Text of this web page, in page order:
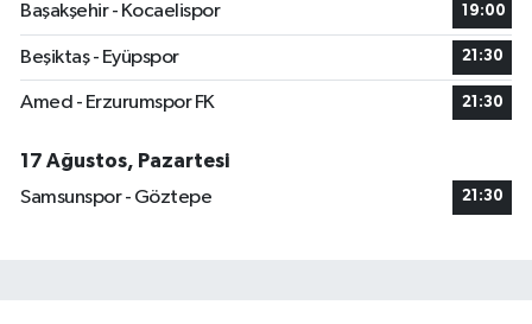
Başakşehir - Kocaelispor
19:00
Beşiktaş - Eyüpspor 21:30
Amed - Erzurumspor FK 21:30
17 Ağustos, Pazartesi
Samsunspor - Göztepe
21:30